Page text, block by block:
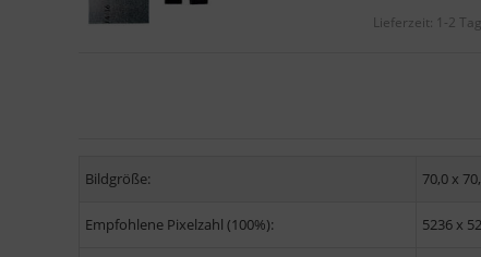
Lieferzeit: 1-2
Bildgröße: 70,0 x
Empfohlene Pixelzahl (100%): 5236 x